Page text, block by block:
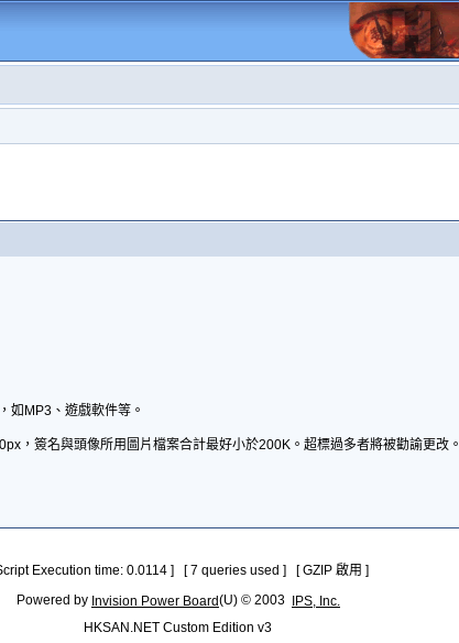
如MP3、遊戲軟件等。
，簽名與頭像所用圖片檔案合計最好小於200K。超標過多者將被勸諭更改。
Execution time: 0.0114 ] [ 7 queries used ] [ GZIP 啟用 ]
Powered by Invision Power Board(U) © 2003
IPS, Inc.
HKSAN.NET Custom Edition v3